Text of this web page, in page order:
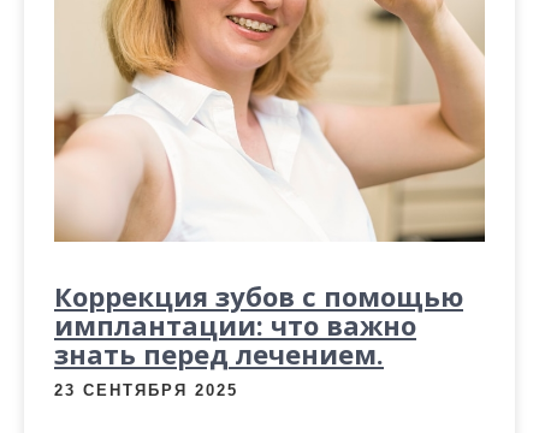
Коррекция зубов с помощью
имплантации: что важно
знать перед лечением.
23 СЕНТЯБРЯ 2025